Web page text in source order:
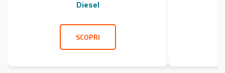
Diesel
SCOPRI